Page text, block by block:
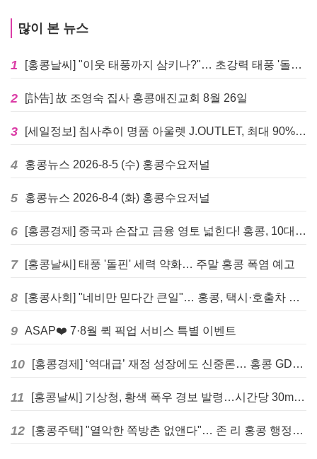
많이 본 뉴스
1 [홍콩날씨] "이웃 태풍까지 삼키나?"… 초강력 태풍 '돌핀' 세력 재확장
2 [訃告] 故 조영숙 집사 홍콩애진교회 8월 26일
3 [세일정보] 침사추이 명품 아울렛 J.OUTLET, 최대 90% 빅 세일 진행
4 홍콩뉴스 2026-8-5 (수) 홍콩수요저널
5 홍콩뉴스 2026-8-4 (화) 홍콩수요저널
6 [홍콩경제] 중국과 손잡고 금융 영토 넓힌다! 홍콩, 10대 신규 정책 발표
7 [홍콩날씨] 태풍 '돌핀' 세력 약화… 주말 홍콩 폭염 예고
8 [홍콩사회] "네비만 믿다간 큰일"… 홍콩, 택시·호출차 통합 시험 도입하며 규제 본격화
9 ASAP❤️ 7·8월 퀵 픽업 서비스 특별 이벤트
10 [홍콩경제] ‘역대급’ 재정 성장에도 신중론… 홍콩 GDP 전망 상향 속 “지정학적 리스크 경계”
11 [홍콩날씨] 기상청, 황색 폭우 경보 발령…시간당 30mm 이상 강우 예보
12 [홍콩주택] "열악한 쪽방촌 없앤다"… 존 리 홍콩 행정장관, 4년 내 단계적 폐지 선언